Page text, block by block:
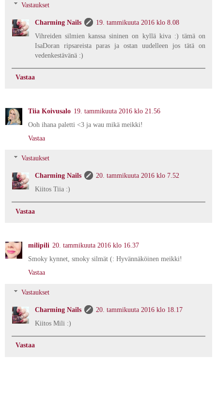
Vastaukset
Charming Nails
19. tammikuuta 2016 klo 8.08
Vihreiden silmien kanssa sininen on kyllä kiva :) tämä on
IsaDoran ripsareista paras ja ostan uudelleen jos tätä on
vedenkestävänä :)
Vastaa
Tiia Koivusalo 19. tammikuuta 2016 klo 21.56
Ooh ihana paletti <3 ja wau mikä meikki!
Vastaa
Vastaukset
Charming Nails
20. tammikuuta 2016 klo 7.52
Kiitos Tiia :)
Vastaa
milipili 20. tammikuuta 2016 klo 16.37
Smoky kynnet, smoky silmät (: Hyvännäköinen meikki!
Vastaa
Vastaukset
Charming Nails
20. tammikuuta 2016 klo 18.17
Kiitos Mili :)
Vastaa